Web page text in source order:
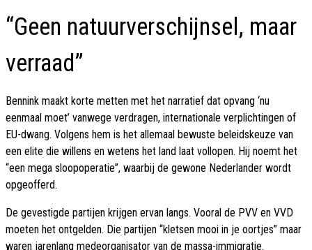
“Geen natuurverschijnsel, maar
verraad”
Bennink maakt korte metten met het narratief dat opvang ‘nu
eenmaal moet’ vanwege verdragen, internationale verplichtingen of
EU-dwang. Volgens hem is het allemaal bewuste beleidskeuze van
een elite die willens en wetens het land laat vollopen. Hij noemt het
“een mega sloopoperatie”, waarbij de gewone Nederlander wordt
opgeofferd.
De gevestigde partijen krijgen ervan langs. Vooral de PVV en VVD
moeten het ontgelden. Die partijen “kletsen mooi in je oortjes” maar
waren jarenlang medeorganisator van de massa-immigratie.